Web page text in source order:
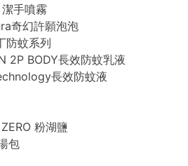
手噴霧
奇幻許願泡泡
防蚊系列
2P BODY長效防蚊乳液
長效防蚊液
粉湖鹽
包